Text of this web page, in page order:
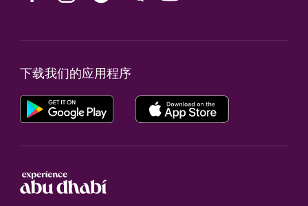
下载我们的应用程序